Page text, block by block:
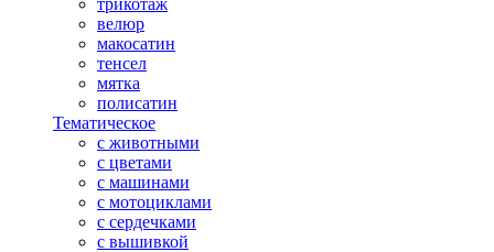
трикотаж
велюр
макосатин
тенсел
мятка
полисатин
Тематическое
с животными
с цветами
с машинами
с мотоциклами
с сердечками
с вышивкой